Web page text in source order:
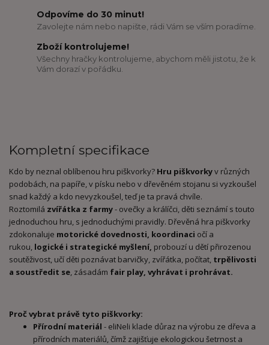
Odpovíme do 30 minut!
Zavolejte nám nebo napište, rádi Vám se vším poradíme.
Zboží kontrolujeme!
Všechny hračky kontrolujeme, abychom měli jistotu, že k
Vám dorazí v pořádku.
Kompletní specifikace
Kdo by neznal oblíbenou hru piškvorky? Hru piškvorkyv různých
podobách, na papíře, v písku nebo v dřevěném stojanu si vyzkoušel
snad každý a kdo nevyzkoušel, teď je ta pravá chvíle.
Roztomilá zvířátka z farmy- ovečky a králíčci, děti seznámí s touto
jednoduchou hru, s jednoduchými pravidly. Dřevěná hra piškvorky
zdokonaluje motorické dovednosti, koordinaci očí a
rukou, logické i strategické myšlení, probouzí u dětí přirozenou
soutěživost, učí děti poznávat barvičky, zvířátka, počítat, trpělivosti
a soustředit se, zásadám fair play, vyhrávat i prohrávat.
Proč vybrat právě tyto piškvorky:
Přírodní materiál - eliNeli klade důraz na výrobu ze dřeva a
přírodních materiálů, čímž zajišťuje ekologickou šetrnost a